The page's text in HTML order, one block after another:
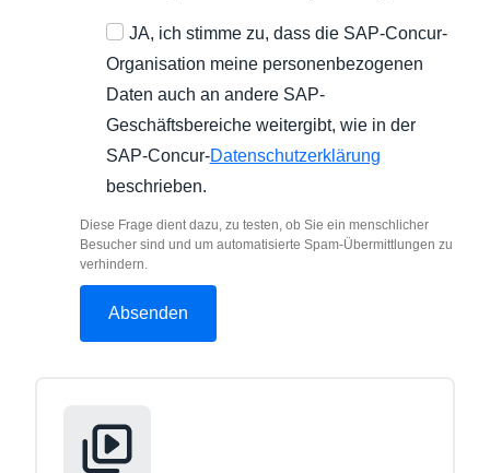
JA, ich stimme zu, dass die SAP-Concur-
Organisation meine personenbezogenen
Daten auch an andere SAP-
Geschäftsbereiche weitergibt, wie in der
SAP-Concur-Datenschutzerklärung
beschrieben.
Diese Frage dient dazu, zu testen, ob Sie ein menschlicher
Besucher sind und um automatisierte Spam-Übermittlungen zu
verhindern.